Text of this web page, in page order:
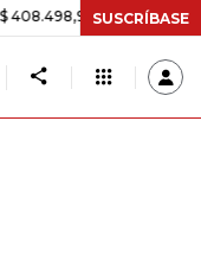
+$ 8.753,81 +2,19%
SUSCRÍBASE